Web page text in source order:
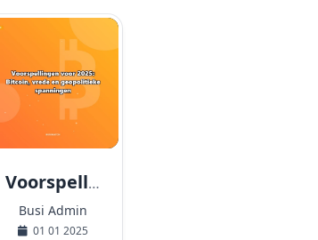
Voorspellingen voor 2025: Bitcoin, vrede en geopolitieke spanningen
Busi Admin
01 01 2025